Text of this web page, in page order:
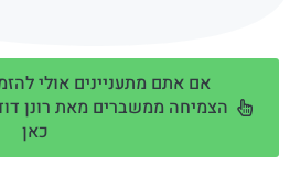
אם אתם מתעניינים אולי
הצמיחה ממשברים מאת רונן
כאן